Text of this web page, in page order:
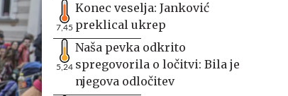
7,45
Konec veselja: Janković
preklical ukrep
5,24
Naša pevka odkrito
spregovorila o ločitvi: Bila je
njegova odločitev